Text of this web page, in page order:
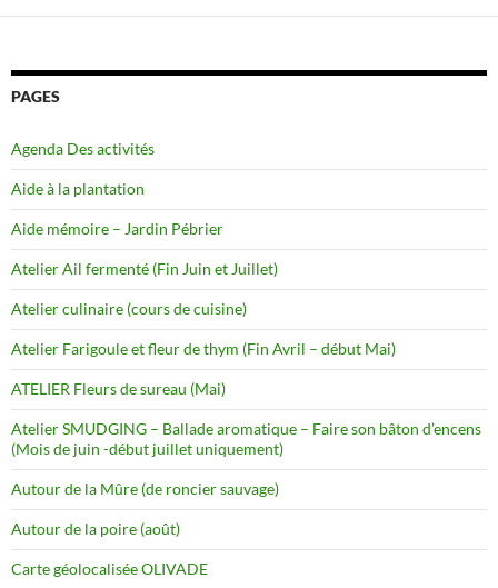
PAGES
Agenda Des activités
Aide à la plantation
Aide mémoire – Jardin Pébrier
Atelier Ail fermenté (Fin Juin et Juillet)
Atelier culinaire (cours de cuisine)
Atelier Farigoule et fleur de thym (Fin Avril – début Mai)
ATELIER Fleurs de sureau (Mai)
Atelier SMUDGING – Ballade aromatique – Faire son bâton d’encens
(Mois de juin -début juillet uniquement)
Autour de la Mûre (de roncier sauvage)
Autour de la poire (août)
Carte géolocalisée OLIVADE